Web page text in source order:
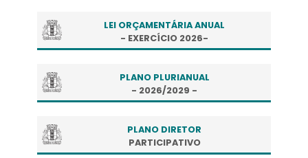
LEI ORÇAMENTÁRIA ANUAL
- EXERCÍCIO 2026-
PLANO PLURIANUAL
- 2026/2029 -
PLANO DIRETOR
PARTICIPATIVO